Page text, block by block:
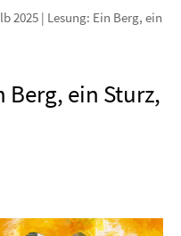
2025 | Lesung: Ein Berg, ein
Berg, ein Sturz,